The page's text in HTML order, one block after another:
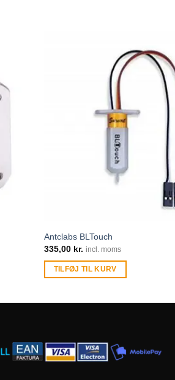
Antclabs BLTouch
335,00 kr. incl. moms
TILFØJ TIL KURV